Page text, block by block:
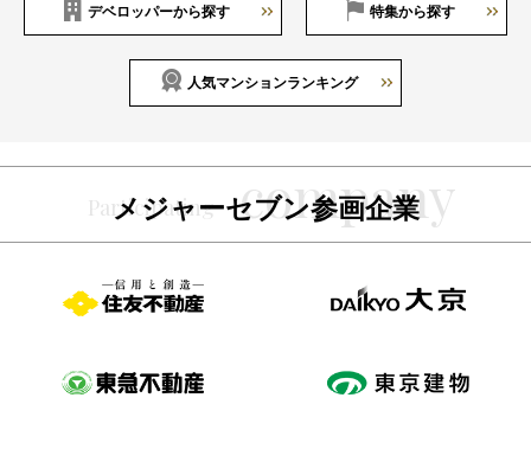
デベロッパーから探す 特集から探す
人気マンションランキング
メジャーセブン参画企業